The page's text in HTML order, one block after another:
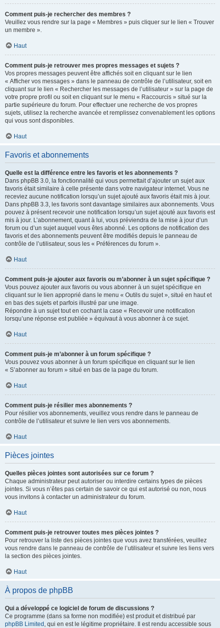
Comment puis-je rechercher des membres ?
Veuillez vous rendre sur la page « Membres » puis cliquer sur le lien « Trouver
un membre ».
Haut
Comment puis-je retrouver mes propres messages et sujets ?
Vos propres messages peuvent être affichés soit en cliquant sur le lien
« Afficher vos messages » dans le panneau de contrôle de l’utilisateur, soit en
cliquant sur le lien « Rechercher les messages de l’utilisateur » sur la page de
votre propre profil ou soit en cliquant sur le menu « Raccourcis » situé sur la
partie supérieure du forum. Pour effectuer une recherche de vos propres
sujets, utilisez la recherche avancée et remplissez convenablement les options
qui vous sont disponibles.
Haut
Favoris et abonnements
Quelle est la différence entre les favoris et les abonnements ?
Dans phpBB 3.0, la fonctionnalité qui vous permettait d’ajouter un sujet aux
favoris était similaire à celle présente dans votre navigateur internet. Vous ne
receviez aucune notification lorsqu’un sujet ajouté aux favoris était mis à jour.
Dans phpBB 3.3, les favoris sont davantage similaires aux abonnements. Vous
pouvez à présent recevoir une notification lorsqu’un sujet ajouté aux favoris est
mis à jour. L’abonnement, quant à lui, vous préviendra de la mise à jour d’un
forum ou d’un sujet auquel vous êtes abonné. Les options de notification des
favoris et des abonnements peuvent être modifiés depuis le panneau de
contrôle de l’utilisateur, sous les « Préférences du forum ».
Haut
Comment puis-je ajouter aux favoris ou m’abonner à un sujet spécifique ?
Vous pouvez ajouter aux favoris ou vous abonner à un sujet spécifique en
cliquant sur le lien approprié dans le menu « Outils du sujet », situé en haut et
en bas des sujets et parfois illustré par une image.
Répondre à un sujet tout en cochant la case « Recevoir une notification
lorsqu’une réponse est publiée » équivaut à vous abonner à ce sujet.
Haut
Comment puis-je m’abonner à un forum spécifique ?
Vous pouvez vous abonner à un forum spécifique en cliquant sur le lien
« S’abonner au forum » situé en bas de la page du forum.
Haut
Comment puis-je résilier mes abonnements ?
Pour résilier vos abonnements, veuillez vous rendre dans le panneau de
contrôle de l’utilisateur et suivre le lien vers vos abonnements.
Haut
Pièces jointes
Quelles pièces jointes sont autorisées sur ce forum ?
Chaque administrateur peut autoriser ou interdire certains types de pièces
jointes. Si vous n’êtes pas certain de savoir ce qui est autorisé ou non, nous
vous invitons à contacter un administrateur du forum.
Haut
Comment puis-je retrouver toutes mes pièces jointes ?
Pour retrouver la liste des pièces jointes que vous avez transférées, veuillez
vous rendre dans le panneau de contrôle de l’utilisateur et suivre les liens vers
la section des pièces jointes.
Haut
À propos de phpBB
Qui a développé ce logiciel de forum de discussions ?
Ce programme (dans sa forme non modifiée) est produit et distribué par
phpBB Limited , qui en est le légitime propriétaire. Il est rendu accessible sous